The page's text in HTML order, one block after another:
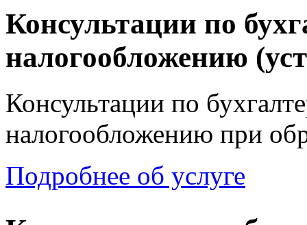
Консультации по
налогообложению
Консультации по
налогообложению при
Подробнее об услуге